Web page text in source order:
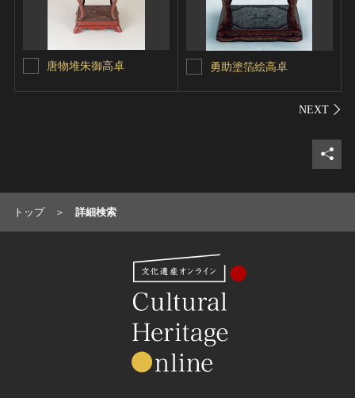
唐物堆朱御高卓 勇助塗箔絵高卓
シェ
トップ 詳細検索